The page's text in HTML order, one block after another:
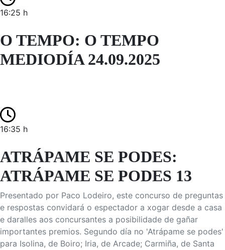
16:25 h
O TEMPO: O TEMPO
MEDIODÍA 24.09.2025
16:35 h
ATRÁPAME SE PODES:
ATRÁPAME SE PODES 13
Presentado por Paco Lodeiro, este concurso de preguntas
e respostas convidará o espectador a xogar desde a casa
e daralles aos concursantes a posibilidade de gañar
importantes premios. Segundo día no 'Atrápame se podes'
para Isolina, de Boiro; Iria, de Arcade; Carmiña, de Santa